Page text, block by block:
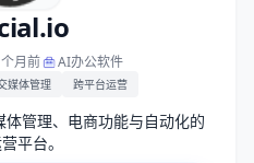
月前 AI办公软件
媒体管理 跨平台运营
管理、电商功能与自动化的
平台。